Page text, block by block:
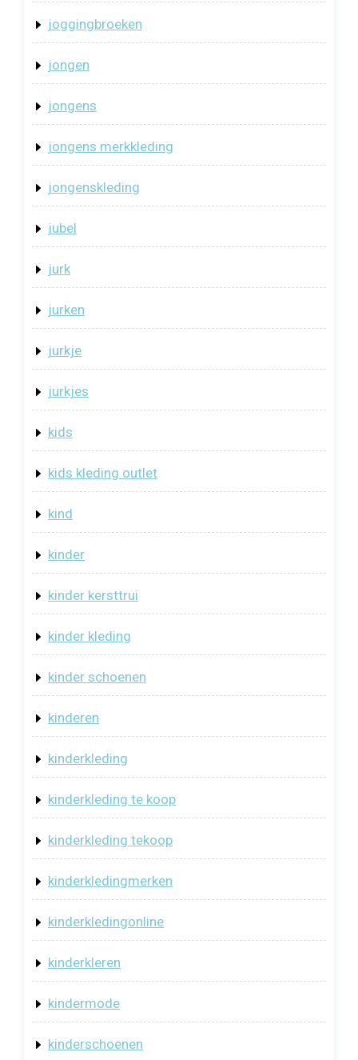
joggingbroeken
jongen
jongens
jongens merkkleding
jongenskleding
jubel
jurk
jurken
jurkje
jurkjes
kids
kids kleding outlet
kind
kinder
kinder kersttrui
kinder kleding
kinder schoenen
kinderen
kinderkleding
kinderkleding te koop
kinderkleding tekoop
kinderkledingmerken
kinderkledingonline
kinderkleren
kindermode
kinderschoenen